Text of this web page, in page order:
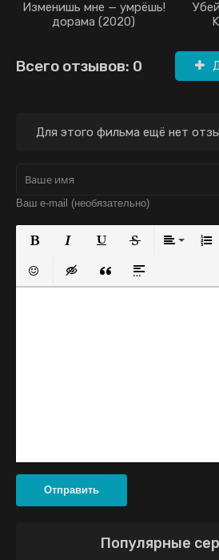
Изменишь мне — умрёшь!
дорама (2020)
Всего отзывов: 0
Для этого фильма ещё нет
Вставить смайлик
Вставка скрытого
Вставка цитаты
Вставка
Отправить
Популярные